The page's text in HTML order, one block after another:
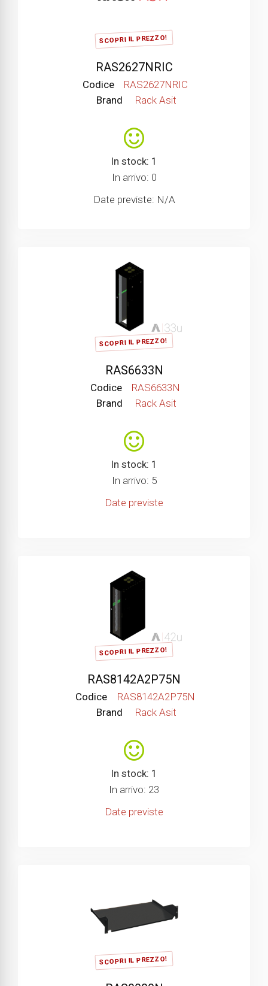
SCOPRI IL PREZZO!
RAS2627NRIC
Codice
RAS2627NRIC
Brand
Rack Asit
In stock: 1
In arrivo: 0
Date previste: N/A
SCOPRI IL PREZZO!
RAS6633N
Codice
RAS6633N
Brand
Rack Asit
In stock: 1
In arrivo: 5
Date previste
SCOPRI IL PREZZO!
RAS8142A2P75N
Codice
RAS8142A2P75N
Brand
Rack Asit
In stock: 1
In arrivo: 23
Date previste
SCOPRI IL PREZZO!